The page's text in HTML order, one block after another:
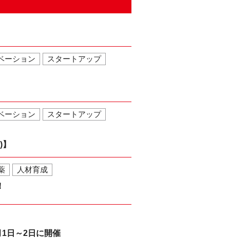
ーション
スタートアップ
ーション
スタートアップ
人材育成
日～2日に開催